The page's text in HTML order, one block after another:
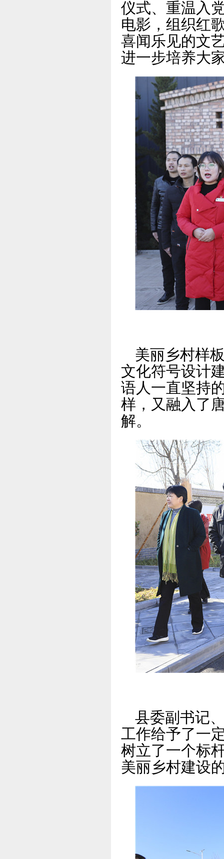
仪式、重温入
电影，组织红
喜闻乐见的文
进一步培养大
美丽乡村样
文化符号设计
语人一直坚持
样，又融入了
解。
县委副书记
工作给予了一
树立了一个标
美丽乡村建设